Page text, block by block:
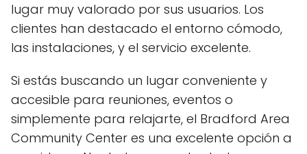
lugar muy valorado por sus usuarios. Los
clientes han destacado el entorno cómodo,
las instalaciones, y el servicio excelente.
Si estás buscando un lugar conveniente y
accesible para reuniones, eventos o
simplemente para relajarte, el Bradford Area
Community Center es una excelente opción a